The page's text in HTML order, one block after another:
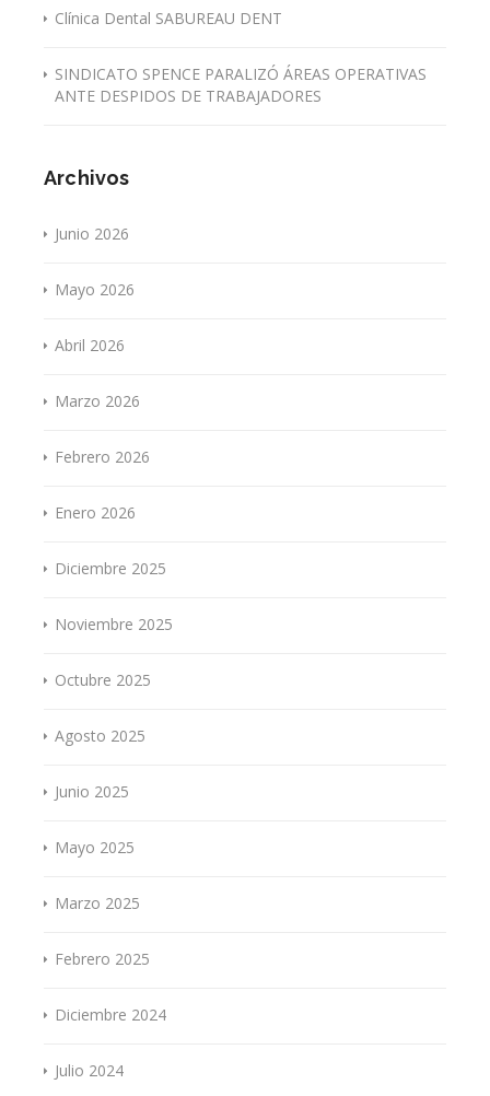
Clínica Dental SABUREAU DENT
SINDICATO SPENCE PARALIZÓ ÁREAS OPERATIVAS
ANTE DESPIDOS DE TRABAJADORES
Archivos
Junio 2026
Mayo 2026
Abril 2026
Marzo 2026
Febrero 2026
Enero 2026
Diciembre 2025
Noviembre 2025
Octubre 2025
Agosto 2025
Junio 2025
Mayo 2025
Marzo 2025
Febrero 2025
Diciembre 2024
Julio 2024